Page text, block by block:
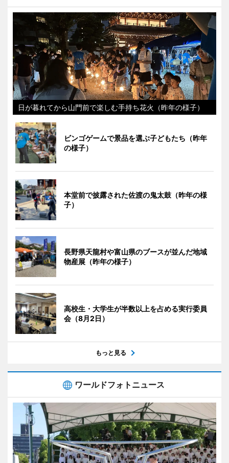
日が暮れてから山門前で楽しむ手持ち花火（昨年の様子）
ビンゴゲームで景品を選ぶ子どもたち（昨年
の様子）
本堂前で披露された佐渡の鬼太鼓（昨年の様
子）
長野県天龍村や富山県のブースが並んだ地域
物産展（昨年の様子）
高校生・大学生が半数以上を占める実行委員
会（8月2日）
もっと見る
ワールドフォトニュース